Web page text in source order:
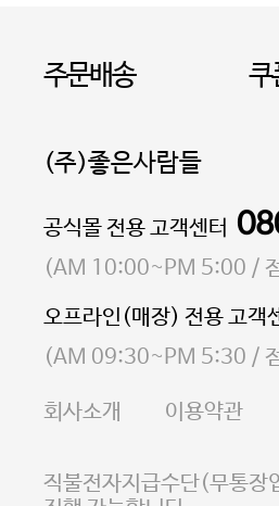
주문배송 쿠
(주)좋은사람들
대표 이성현,박영환| 개인
소재지 서울특별시 마포
통신판매업 신고번호
사업자등록번호 105-
E-MAIL
사업자정보확인
공식몰 전용 고객센터
(AM 10:00~PM 5:00 /
오프라인(매장) 전용 고객
(AM 09:30~PM 5:30 /
회사소개 이용약관
직불전자지급수단(무통장